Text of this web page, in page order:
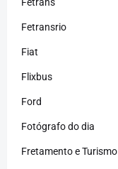
Fetransrio
Fiat
Flixbus
Ford
Fotógrafo do dia
Fretamento e Turismo